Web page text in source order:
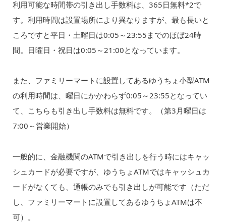
利用可能な時間帯の引き出し手数料は、365日無料*2で
す。利用時間は設置場所により異なりますが、最も長いと
ころですと平日・土曜日は0:05～23:55までのほぼ24時
間。日曜日・祝日は0:05～21:00となっています。
また、ファミリーマートに設置してあるゆうちょ小型ATM
の利用時間は、曜日にかかわらず0:05～23:55となってい
て、こちらも引き出し手数料は無料です。（第3月曜日は
7:00～営業開始）
一般的に、金融機関のATMで引き出しを行う時にはキャッ
シュカードが必要ですが、ゆうちょATMではキャッシュカ
ードがなくても、通帳のみでも引き出しが可能です（ただ
し、ファミリーマートに設置してあるゆうちょATMは不
可）。